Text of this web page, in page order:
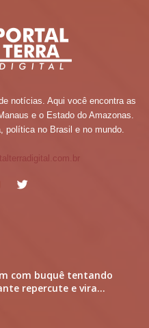
notícias. Aqui você encontra as
e o Estado do Amazonas.
política no Brasil e no mundo.
com buquê tentando
repercute e vira...